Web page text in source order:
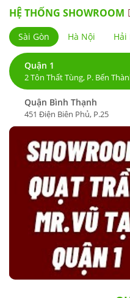
HỆ THỐNG SHOWROOM
Sài Gòn Hà Nội Hải
Quận 1
2 Tôn Thất Tùng, P. Bến
Quận Bình Thạnh
451 Điện Biên Phủ, P.25